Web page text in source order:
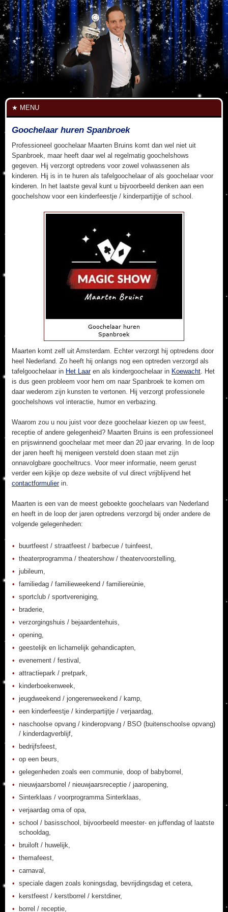
MENU
Goochelaar huren Spanbroek
Professioneel goochelaar Maarten Bruins komt dan wel niet uit
Spanbroek, maar heeft daar wel al regelmatig goochelshows
gegeven. Hij verzorgt optredens voor zowel volwassenen als
kinderen. Hij is in te huren als tafelgoochelaar of als goochelaar voor
kinderen. In het laatste geval kunt u bijvoorbeeld denken aan een
goochelshow voor een kinderfeestje / kinderpartijtje of school.
Maarten komt zelf uit Amsterdam. Echter verzorgt hij optredens door
heel Nederland. Zo heeft hij onlangs nog een optreden verzorgd als
tafelgoochelaar in Het Laaren als kindergoochelaar in Koewacht. Het
is dus geen probleem voor hem om naar Spanbroek te komen om
daar wederom zijn kunsten te vertonen. Hij verzorgt professionele
goochelshows vol interactie, humor en verbazing.
Waarom zou u nou juist voor deze goochelaar kiezen op uw feest,
receptie of andere gelegenheid? Maarten Bruins is een professioneel
en prijswinnend goochelaar met meer dan 20 jaar ervaring. In de loop
der jaren heeft hij menigeen versteld doen staan met zijn
onnavolgbare goocheltrucs. Voor meer informatie, neem gerust
verder een kijkje op deze website of vul direct vrijblijvend het
contactformulierin.
Maarten is een van de meest geboekte goochelaars van Nederland
en heeft in de loop der jaren optredens verzorgd bij onder andere de
volgende gelegenheden:
buurtfeest / straatfeest / barbecue / tuinfeest,
theaterprogramma / theatershow / theatervoorstelling,
jubileum,
familiedag / familieweekend / familiereünie,
sportclub / sportvereniging,
braderie,
verzorgingshuis / bejaardentehuis,
opening,
geestelijk en lichamelijk gehandicapten,
evenement / festival,
attractiepark / pretpark,
kinderboekenweek,
jeugdweekend / jongerenweekend / kamp,
een kinderfeestje / kinderpartijtje / verjaardag,
naschoolse opvang / kinderopvang / BSO (buitenschoolse opvang)
/ kinderdagverblijf,
bedrijfsfeest,
op een beurs,
gelegenheden zoals een communie, doop of babyborrel,
nieuwjaarsborrel / nieuwjaarsreceptie / jaaropening,
Sinterklaas / voorprogramma Sinterklaas,
verjaardag oma of opa,
school / basisschool, bijvoorbeeld meester- en juffendag of laatste
schooldag,
bruiloft / huwelijk,
themafeest,
carnaval,
speciale dagen zoals koningsdag, bevrijdingsdag et cetera,
kerstfeest / kerstborrel / kerstdiner,
borrel / receptie,